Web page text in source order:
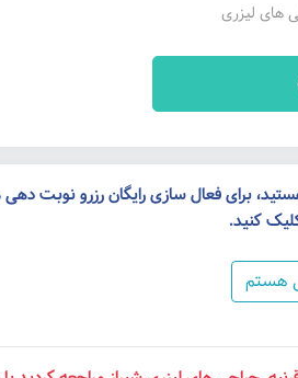
های لیزری
برای فعال سازی رایگان رزرو نوبت
کنید.
هستم